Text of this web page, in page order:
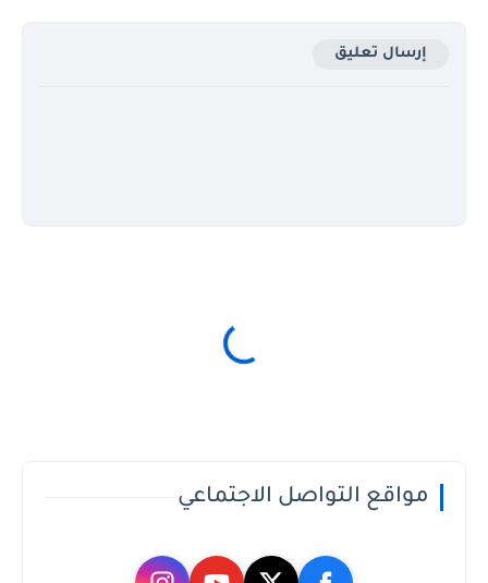
إرسال تعليق
مواقع التواصل الاجتماعي